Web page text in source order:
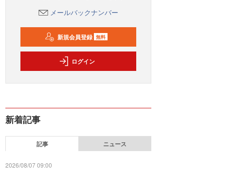
メールバックナンバー
新規会員登録 無料
ログイン
新着記事
記事 ニュース
2026/08/07 09:00